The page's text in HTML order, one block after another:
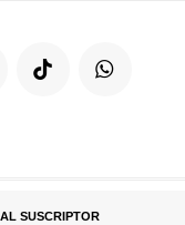
SUSCRIPTOR